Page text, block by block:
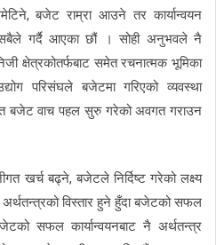
बजेट राम्रा आउने तर कार्यान्वयन
गर्दै आएका छौं । सोही अनुभवले नै
क्षेत्रकोतर्फबाट समेत रचनात्मक भूमिका
परिसंघले बजेटमा गरिएको व्यवस्था
बजेट वाच पहल सुरु गरेको अवगत गराउन
खर्च बढ्ने, बजेटले निर्दिष्ट गरेको लक्ष्य
विस्तार हुने हुँदा बजेटको सफल
सफल कार्यान्वयनबाट नै अर्थतन्त्र